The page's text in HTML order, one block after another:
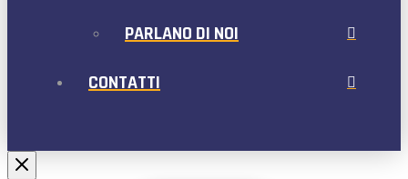
PARLANO DI NOI
CONTATTI